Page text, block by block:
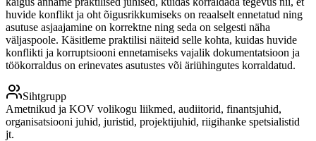
huvide konflikt ja oht õigusrikkumiseks on reaalselt ennetatud ning
asutuse asjaajamine on korrektne ning seda on selgesti näha
väljaspoole. Käsitleme praktilisi näiteid selle kohta, kuidas huvide
konflikti ja korruptsiooni ennetamiseks vajalik dokumentatsioon ja
töökorraldus on erinevates asutustes või äriühingutes korraldatud.
Sihtgrupp
Ametnikud ja KOV volikogu liikmed, audiitorid, finantsjuhid,
organisatsiooni juhid, juristid, projektijuhid, riigihanke spetsialistid
jt.